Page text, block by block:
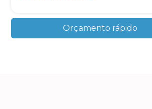
Orçamento rápido